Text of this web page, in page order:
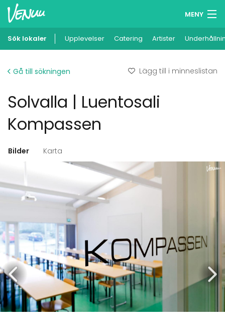
MENY
Minneslista
Lägg till din lokal
Sök lokaler Upplevelser Catering Artister
Gå till sökningen Lägg till i minneslistan
Solvalla | Luentosali
Kompassen
Bilder Karta